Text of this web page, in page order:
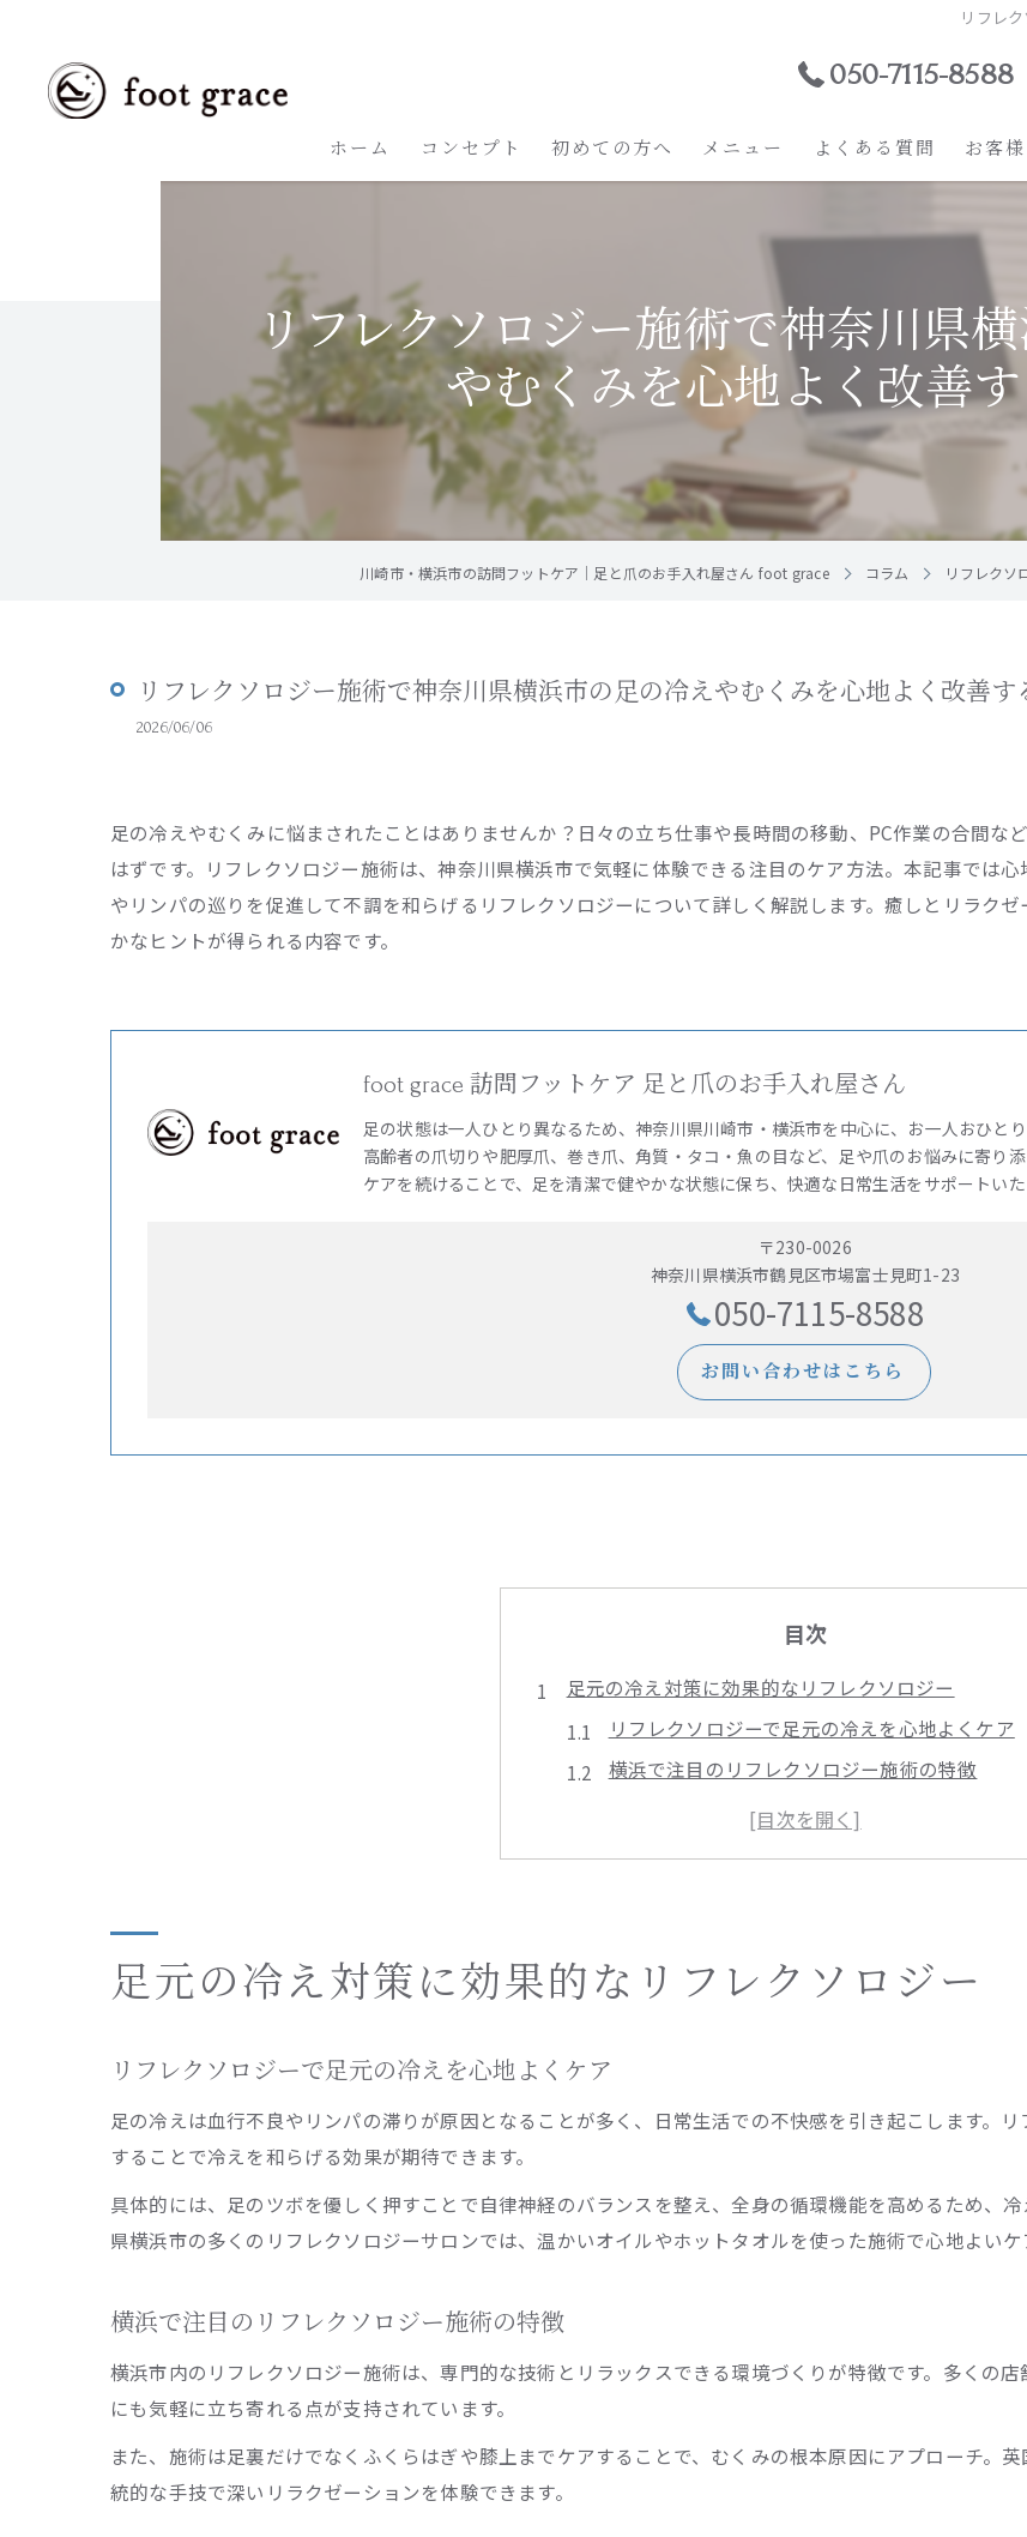
リフレ
050-7115-8588
ホーム コンセプト 初めての方へ メニュー よくある質問 お客
リフレクソロジー施術で神奈川県
やむくみを心地よく改善
川崎市・横浜市の訪問フットケア｜足と爪のお手入れ屋さん foot grace コラム リフレクソ
リフレクソロジー施術で神奈川県横浜市の足の冷えやむくみを心地よく改善す
2026/06/06
足の冷えやむくみに悩まされたことはありませんか？日々の立ち仕事や長時間の移動、PC作業の合間な
はずです。リフレクソロジー施術は、神奈川県横浜市で気軽に体験できる注目のケア方法。本記事では
やリンパの巡りを促進して不調を和らげるリフレクソロジーについて詳しく解説します。癒しとリラク
かなヒントが得られる内容です。
foot grace 訪問フットケア 足と爪のお手入れ屋さん
足の状態は一人ひとり異なるため、神奈川県川崎市・横浜市を中心に、お一人おひと
高齢者の爪切りや肥厚爪、巻き爪、角質・タコ・魚の目など、足や爪のお悩みに寄り
ケアを続けることで、足を清潔で健やかな状態に保ち、快適な日常生活をサポートいた
〒230-0026
神奈川県横浜市鶴見区市場富士見町1-23
050-7115-8588
お問い合わせはこちら
目次
足元の冷え対策に効果的なリフレクソロジー
リフレクソロジーで足元の冷えを心地よくケア
横浜で注目のリフレクソロジー施術の特徴
英国式リフレクソロジーが冷え対策に選ばれる
むくみ改善に役立つリフレクソロジーの手技とは
リフレクソロジーの定期ケアで脚が軽やかに変
英国式リフレクソロジーの安らぎポイントを解
横浜の英国式リフレクソロジー店舗の選び方
横浜駅で体験できる英国式リフレクソロジーの
リフレクソロジーで心も体もリフレッシュ
足元の冷え対策に効果的なリフレクソロジー
リフレクソロジーで足元の冷えを心地よくケア
足の冷えは血行不良やリンパの滞りが原因となることが多く、日常生活での不快感を引き起こします。
することで冷えを和らげる効果が期待できます。
具体的には、足のツボを優しく押すことで自律神経のバランスを整え、全身の循環機能を高めるため、
県横浜市の多くのリフレクソロジーサロンでは、温かいオイルやホットタオルを使った施術で心地よいケ
横浜で注目のリフレクソロジー施術の特徴
横浜市内のリフレクソロジー施術は、専門的な技術とリラックスできる環境づくりが特徴です。多くの
にも気軽に立ち寄れる点が支持されています。
また、施術は足裏だけでなくふくらはぎや膝上までケアすることで、むくみの根本原因にアプローチ。
統的な手技で深いリラクゼーションを体験できます。